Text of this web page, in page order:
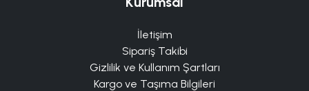
İletişim
Sipariş Takibi
Gizlilik ve Kullanım Şartları
Kargo ve Taşıma Bilgileri